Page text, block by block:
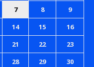
7 8
9
14 15
16
21 22
23
28 29
30